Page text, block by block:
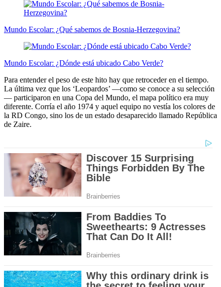
Mundo Escolar: ¿Qué sabemos de Bosnia-Herzegovina?
Mundo Escolar: ¿Dónde está ubicado Cabo Verde?
Para entender el peso de este hito hay que retroceder en el tiempo.
La última vez que los ‘Leopardos’ —como se conoce a su selección
— participaron en una Copa del Mundo, el mapa político era muy
diferente. Corría el año 1974 y aquel equipo no vestía los colores de
la RD Congo, sino los de un estado desaparecido llamado República
de Zaire.